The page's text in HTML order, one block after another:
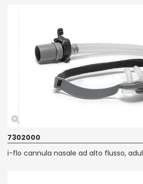
7302000
i-flo cannula nasale ad alto flusso,